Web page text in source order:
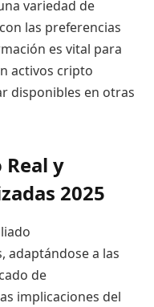
variedad de
las preferencias
es vital para
activos cripto
disponibles en otras
y
2025
adaptándose a las
de
implicaciones del